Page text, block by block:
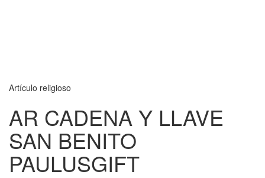
Artículo religioso
AR CADENA Y LLAVE
SAN BENITO
PAULUSGIFT